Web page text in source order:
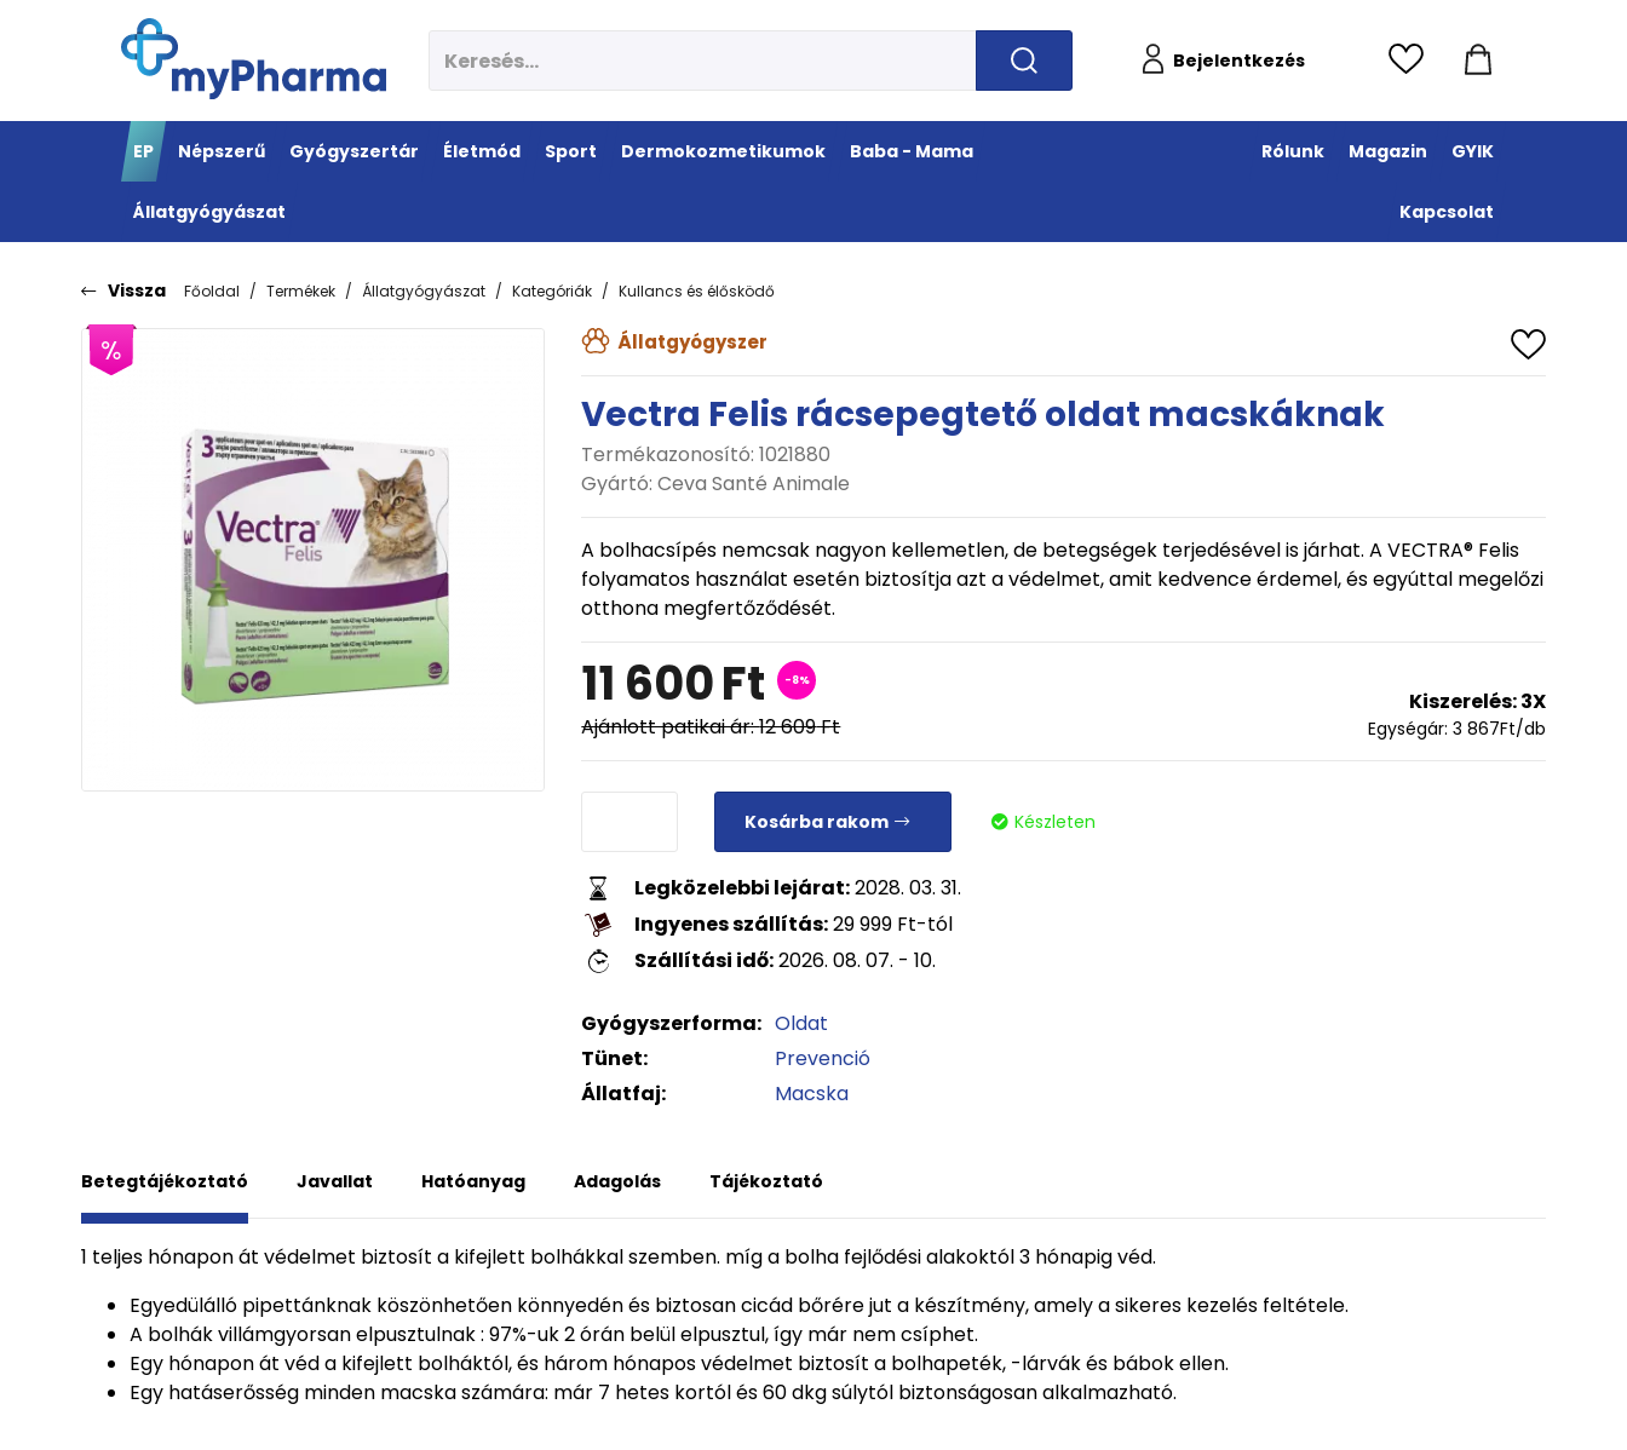
Bejelentkezés
EP Népszerű Gyógyszertár Életmód Sport Dermokozmetikumok Baba - Mama
Állatgyógyászat
Rólunk Magazin GYIK
Kapcsolat
Vissza Főoldal Termékek Állatgyógyászat Kategóriák Kullancs és élősködő
Állatgyógyszer
Vectra Felis rácsepegtető oldat macskáknak
Termékazonosító: 1021880
Gyártó:Ceva Santé Animale
A bolhacsípés nemcsak nagyon kellemetlen, de betegségek terjedésével is járhat. A VECTRA® Felis
folyamatos használat esetén biztosítja azt a védelmet, amit kedvence érdemel, és egyúttal megelőzi
otthona megfertőződését.
11 600Ft -8%
Ajánlott patikai ár:12 609Ft
Kiszerelés:3X
Egységár: 3 867Ft/db
Kosárba rakom Készleten
Legközelebbi lejárat:2028. 03. 31.
Ingyenes szállítás:29 999 Ft-tól
Szállítási idő:2026. 08. 07. - 10.
Gyógyszerforma: Oldat
Tünet:
Prevenció
Állatfaj:
Macska
Betegtájékoztató Javallat Hatóanyag Adagolás Tájékoztató
1 teljes hónapon át védelmet biztosít a kifejlett bolhákkal szemben. míg a bolha fejlődési alakoktól 3 hónapig véd.
Egyedülálló pipettánknak köszönhetően könnyedén és biztosan cicád bőrére jut a készítmény, amely a sikeres kezelés feltétele.
A bolhák villámgyorsan elpusztulnak : 97%-uk 2 órán belül elpusztul, így már nem csíphet.
Egy hónapon át véd a kifejlett bolháktól, és három hónapos védelmet biztosít a bolhapeték, -lárvák és bábok ellen.
Egy hatáserősség minden macska számára: már 7 hetes kortól és 60 dkg súlytól biztonságosan alkalmazható.